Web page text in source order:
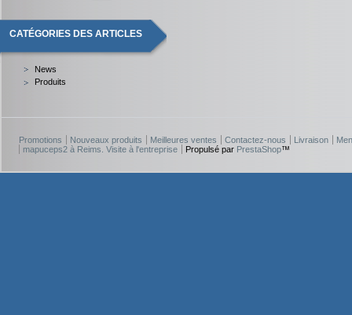
CATÉGORIES DES ARTICLES
News
Produits
Promotions Nouveaux produits Meilleures ventes Contactez-nous Livraison
mapuceps2 à Reims. Visite à l'entreprise
Propulsé par PrestaShop™